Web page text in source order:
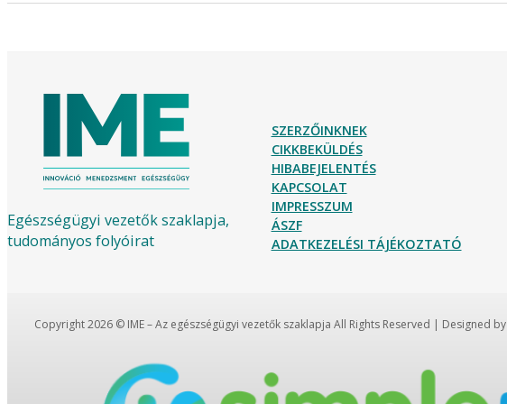
Egészségügyi vezetők szaklapja,
tudományos folyóirat
SZERZŐINKNEK
CIKKBEKÜLDÉS
HIBABEJELENTÉS
KAPCSOLAT
IMPRESSZUM
ÁSZF
ADATKEZELÉSI TÁJÉKOZTATÓ
Copyright 2026 © IME – Az egészségügyi vezetők szaklapja All Rights Reserved | Designed by